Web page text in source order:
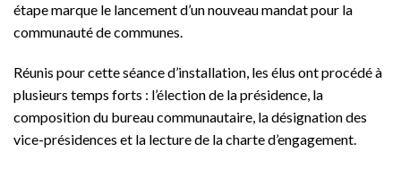
étape marque le lancement d’un nouveau mandat pour la
communauté de communes.
Réunis pour cette séance d’installation, les élus ont procédé à
plusieurs temps forts : l’élection de la présidence, la
composition du bureau communautaire, la désignation des
vice-présidences et la lecture de la charte d’engagement.